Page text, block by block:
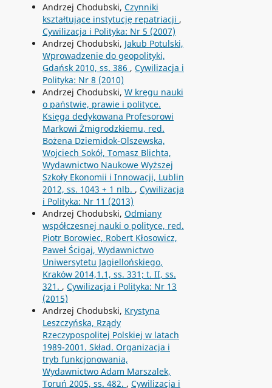
Andrzej Chodubski, Czynniki
kształtujące instytucję repatriacji ,
Cywilizacja i Polityka: Nr 5 (2007)
Andrzej Chodubski, Jakub Potulski,
Wprowadzenie do geopolityki,
Gdańsk 2010, ss. 386 , Cywilizacja i
Polityka: Nr 8 (2010)
Andrzej Chodubski, W kręgu nauki
o państwie, prawie i polityce.
Księga dedykowana Profesorowi
Markowi Żmigrodzkiemu, red.
Bożena Dziemidok-Olszewska,
Wojciech Sokół, Tomasz Blichta,
Wydawnictwo Naukowe Wyższej
Szkoły Ekonomii i Innowacji, Lublin
2012, ss. 1043 + 1 nlb. , Cywilizacja
i Polityka: Nr 11 (2013)
Andrzej Chodubski, Odmiany
współczesnej nauki o polityce, red.
Piotr Borowiec, Robert Kłosowicz,
Paweł Ścigaj, Wydawnictwo
Uniwersytetu Jagiellońskiego,
Kraków 2014,1.1, ss. 331; t. II, ss.
321. , Cywilizacja i Polityka: Nr 13
(2015)
Andrzej Chodubski, Krystyna
Leszczyńska, Rządy
Rzeczypospolitej Polskiej w latach
1989-2001. Skład. Organizacja i
tryb funkcjonowania,
Wydawnictwo Adam Marszalek,
Toruń 2005, ss. 482. , Cywilizacja i